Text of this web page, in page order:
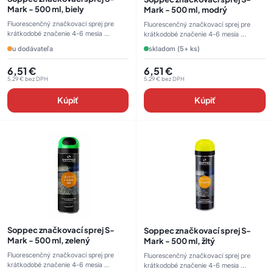
Mark - 500 ml, biely
Fluorescenčný značkovací sprej pre
krátkodobé značenie 4-6 mesia ...
u dodávateľa
6,51€
5,29€bez DPH
Kúpiť
Mark - 500 ml, modrý
Fluorescenčný značkovací sprej pre
krátkodobé značenie 4-6 mesia ...
skladom (5+ ks)
6,51€
5,29€bez DPH
Kúpiť
Soppec značkovací sprej S-
Mark - 500 ml, zelený
Fluorescenčný značkovací sprej pre
krátkodobé značenie 4-6 mesia ...
Soppec značkovací sprej S-
Mark - 500 ml, žltý
Fluorescenčný značkovací sprej pre
krátkodobé značenie 4-6 mesia ...